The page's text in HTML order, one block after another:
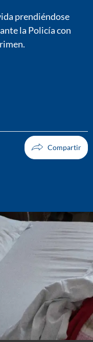
prendiéndose
la Policía con